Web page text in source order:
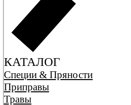
КАТАЛОГ
Специи & Пряности
Приправы
Травы